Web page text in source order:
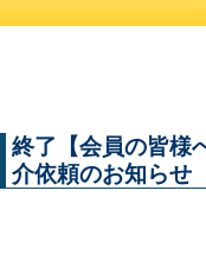
終了【会員の皆様
介依頼のお知らせ